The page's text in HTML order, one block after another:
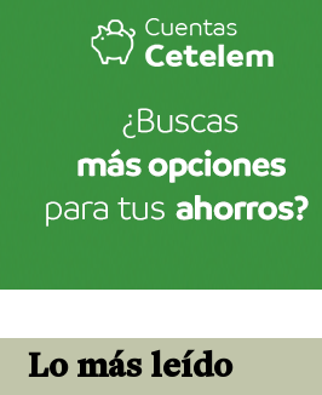
Lo más leído